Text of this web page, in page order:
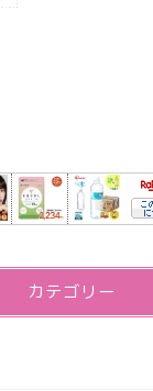
カテゴリー